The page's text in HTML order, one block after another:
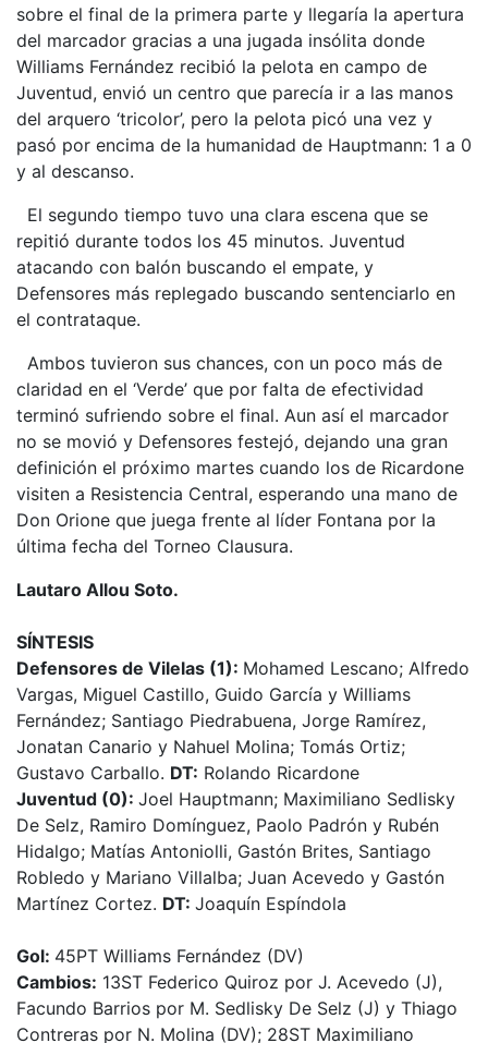
sobre el final de la primera parte y llegaría la apertura
del marcador gracias a una jugada insólita donde
Williams Fernández recibió la pelota en campo de
Juventud, envió un centro que parecía ir a las manos
del arquero ‘tricolor’, pero la pelota picó una vez y
pasó por encima de la humanidad de Hauptmann: 1 a 0
y al descanso.
El segundo tiempo tuvo una clara escena que se
repitió durante todos los 45 minutos. Juventud
atacando con balón buscando el empate, y
Defensores más replegado buscando sentenciarlo en
el contrataque.
Ambos tuvieron sus chances, con un poco más de
claridad en el ‘Verde’ que por falta de efectividad
terminó sufriendo sobre el final. Aun así el marcador
no se movió y Defensores festejó, dejando una gran
definición el próximo martes cuando los de Ricardone
visiten a Resistencia Central, esperando una mano de
Don Orione que juega frente al líder Fontana por la
última fecha del Torneo Clausura.
Lautaro Allou Soto.
SÍNTESIS
Defensores de Vilelas (1): Mohamed Lescano; Alfredo
Vargas, Miguel Castillo, Guido García y Williams
Fernández; Santiago Piedrabuena, Jorge Ramírez,
Jonatan Canario y Nahuel Molina; Tomás Ortiz;
Gustavo Carballo. DT: Rolando Ricardone
Juventud (0): Joel Hauptmann; Maximiliano Sedlisky
De Selz, Ramiro Domínguez, Paolo Padrón y Rubén
Hidalgo; Matías Antoniolli, Gastón Brites, Santiago
Robledo y Mariano Villalba; Juan Acevedo y Gastón
Martínez Cortez. DT: Joaquín Espíndola
Gol: 45PT Williams Fernández (DV)
Cambios: 13ST Federico Quiroz por J. Acevedo (J),
Facundo Barrios por M. Sedlisky De Selz (J) y Thiago
Contreras por N. Molina (DV); 28ST Maximiliano